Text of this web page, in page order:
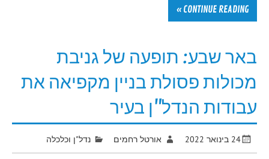
CONTINUE READING »
באר שבע: תופעה של גניבת
מכולות פסולת בניין מקפיאה את
עבודות הנדל"ן בעיר
24 בינואר 2022 אורטל רחמים נדל"ן וכלכלה